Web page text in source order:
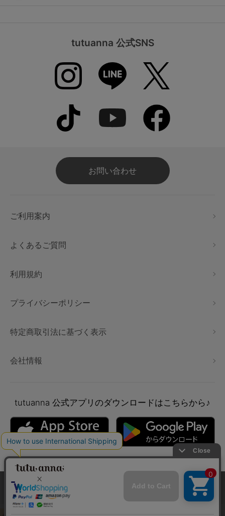
tutuanna 公式SNS
お問い合わせ
ご利用案内
よくあるご質問
利用規約
プライバシーポリシー
特定商取引法に基づく表示
会社情報
tutuanna 公式アプリのダウンロードはこちらから♪
本サイトでは、より快適にご利用いただけるようCookieを利用し
ています。詳細については
をご確認くださ
い。